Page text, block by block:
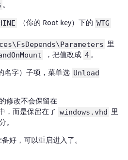
。
（你的 Root key）下的 WTG
里
，把值改成 4 。
名字）子项，菜单选 Unload
修改不会保留在
，而是保留在了 windows.vhd 里
。
好，可以重启进入了。